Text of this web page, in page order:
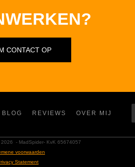
CONTACT OP
BLOG REVIEWS OVER MIJ
2026 - MadSpider- KvK 65674057
voorwaarden
Statement